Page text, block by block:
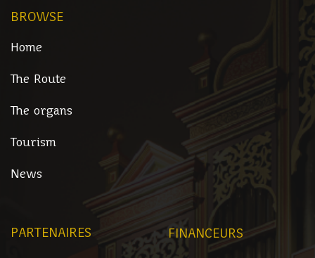
BROWSE
Home
The Route
The organs
Tourism
News
PARTENAIRES FINANCEURS